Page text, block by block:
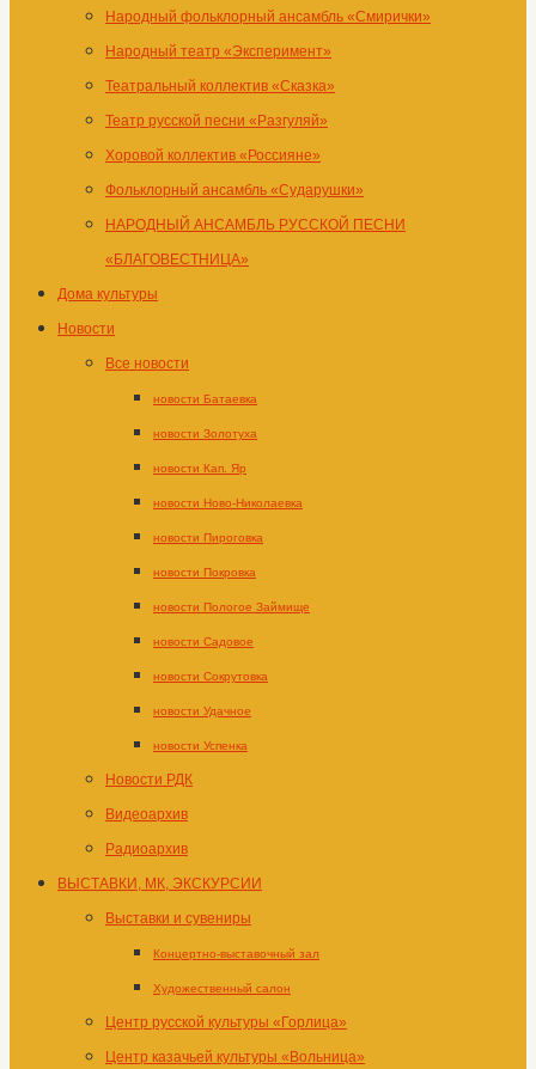
Народный фольклорный ансамбль «Смирички»
Народный театр «Эксперимент»
Театральный коллектив «Сказка»
Театр русской песни «Разгуляй»
Хоровой коллектив «Россияне»
Фольклорный ансамбль «Сударушки»
НАРОДНЫЙ АНСАМБЛЬ РУССКОЙ ПЕСНИ
«БЛАГОВЕСТНИЦА»
Дома культуры
Новости
Все новости
новости Батаевка
новости Золотуха
новости Кап. Яр
новости Ново-Николаевка
новости Пироговка
новости Покровка
новости Пологое Займище
новости Садовое
новости Сокрутовка
новости Удачное
новости Успенка
Новости РДК
Видеоархив
Радиоархив
ВЫСТАВКИ, МК, ЭКСКУРСИИ
Выставки и сувениры
Концертно-выставочный зал
Художественный салон
Центр русской культуры «Горлица»
Центр казачьей культуры «Вольница»